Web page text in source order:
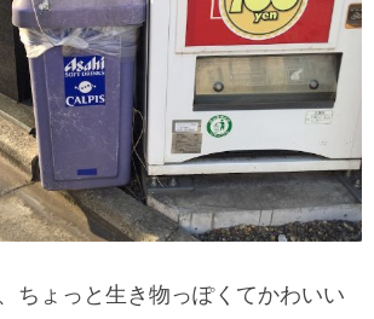
ちょっと生き物っぽくてかわいい